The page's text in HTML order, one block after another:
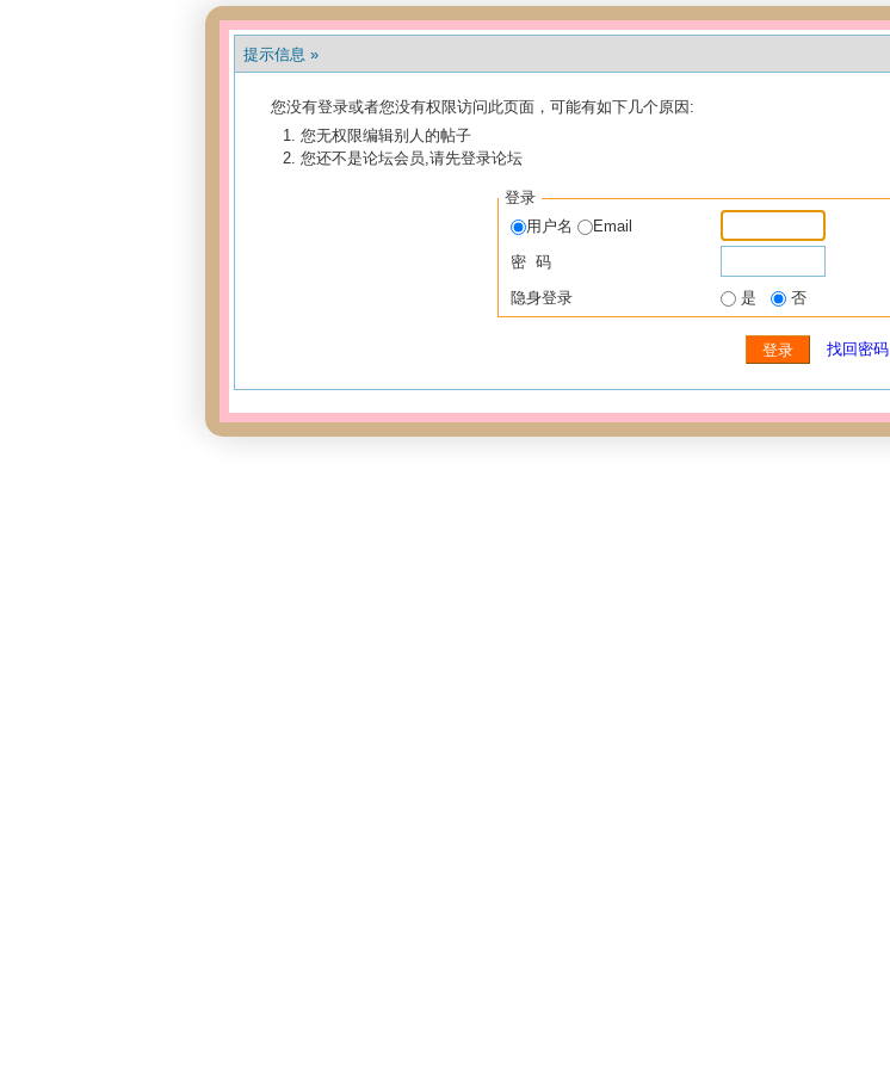
提示信息 »
您没有登录或者您没有权限访问此页面，可能有如下几个原因:
您无权限编辑别人的帖子
您还不是论坛会员,请先登录论坛
登录
用户名
Email
密 码
隐身登录
是 否
找回密码